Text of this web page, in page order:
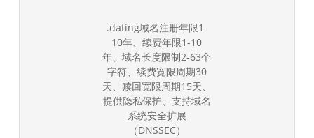
.dating域名注册年限1-
10年、续费年限1-10
年、域名长度限制2-63个
字符、续费宽限周期30
天、赎回宽限周期15天、
提供隐私保护、支持域名
系统安全扩展
（DNSSEC）